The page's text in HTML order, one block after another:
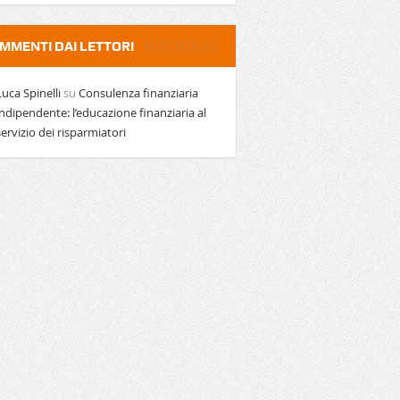
DAI LETTORI
Spinellisu Consulenza finanziaria
l’educazione finanziaria al
dei risparmiatori